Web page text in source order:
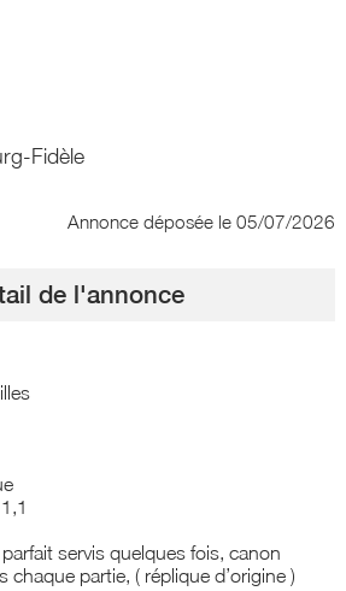
Fidèle
Annonce déposée le 05/07/2026
de l'annonce
servis quelques fois, canon
partie, ( réplique d’origine )